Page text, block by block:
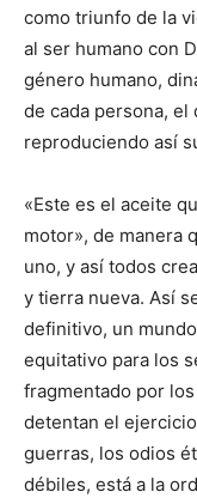
como triunfo de la
al ser humano con
género humano,
de cada persona, el
reproduciendo así
«Este es el aceite
motor», de manera
uno, y así todos
y tierra nueva. Así
definitivo, un
equitativo para los
fragmentado por
detentan el
guerras, los odios
débiles, está a la